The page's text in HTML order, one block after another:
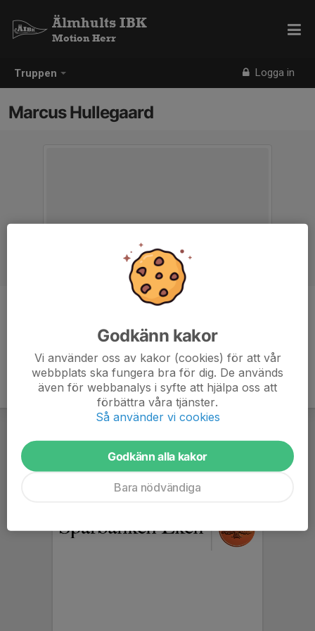
Truppen Logga in
Älmhults IBK
Motion Herr
Marcus Hullegaard
Godkänn kakor
Vi använder oss av kakor (cookies) för att vår
webbplats ska fungera bra för dig. De används
även för webbanalys i syfte att hjälpa oss att
förbättra våra tjänster.
Så använder vi cookies
Godkänn alla kakor
Bara nödvändiga